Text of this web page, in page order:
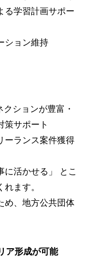
る学習計画サポー
ション維持
ションが豊富・
策サポート
ーランス案件獲得
に活かせる」 とこ
ます。
め、地方公共団体
ア形成が可能